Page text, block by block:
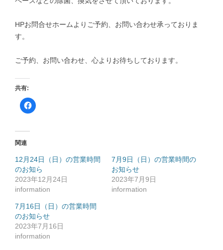
HPお問合せホームよりご予約、お問い合わせ承っておりま
す。
ご予約、お問い合わせ、心よりお待ちしております。
共有:
F
a
共
有
す
る
に
は
ク
ッ
ク
し
て
く
だ
さ
関連
12月24日（日）の営業時間
のお知ら
2023年12月24日
information
7月9日（日）の営業時間の
お知らせ
2023年7月9日
information
7月16日（日）の営業時間
のお知らせ
2023年7月16日
information